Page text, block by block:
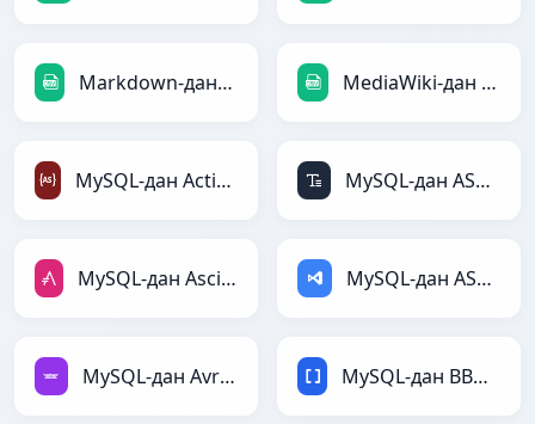
Markdown-дан CSV-ға MediaWiki-дан CSV-ға
MySQL-дан ActionScript-ға MySQL-дан ASCII-ға
MySQL-дан AsciiDoc-ға MySQL-дан ASP-ға
MySQL-дан Avro-ға MySQL-дан BBCode-ға